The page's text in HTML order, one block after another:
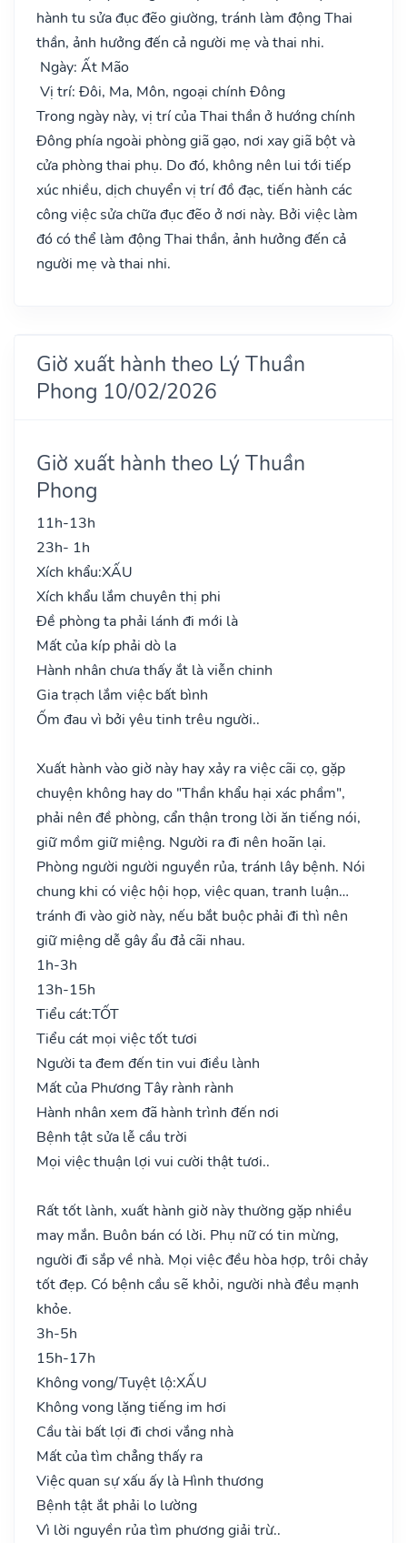
hành tu sửa đục đẽo giường, tránh làm động Thai
thần, ảnh hưởng đến cả người mẹ và thai nhi.
Ngày: Ất Mão
Vị trí: Đôi, Ma, Môn, ngoại chính Đông
Trong ngày này, vị trí của Thai thần ở hướng chính
Đông phía ngoài phòng giã gạo, nơi xay giã bột và
cửa phòng thai phụ. Do đó, không nên lui tới tiếp
xúc nhiều, dịch chuyển vị trí đồ đạc, tiến hành các
công việc sửa chữa đục đẽo ở nơi này. Bởi việc làm
đó có thể làm động Thai thần, ảnh hưởng đến cả
người mẹ và thai nhi.
Giờ xuất hành theo Lý Thuần
Phong 10/02/2026
Giờ xuất hành theo Lý Thuần
Phong
11h-13h
23h- 1h
Xích khẩu:XẤU
Xích khẩu lắm chuyên thị phi
Đề phòng ta phải lánh đi mới là
Mất của kíp phải dò la
Hành nhân chưa thấy ắt là viễn chinh
Gia trạch lắm việc bất bình
Ốm đau vì bởi yêu tinh trêu người..
Xuất hành vào giờ này hay xảy ra việc cãi cọ, gặp
chuyện không hay do "Thần khẩu hại xác phầm",
phải nên đề phòng, cẩn thận trong lời ăn tiếng nói,
giữ mồm giữ miệng. Người ra đi nên hoãn lại.
Phòng người người nguyền rủa, tránh lây bệnh. Nói
chung khi có việc hội họp, việc quan, tranh luận…
tránh đi vào giờ này, nếu bắt buộc phải đi thì nên
giữ miệng dễ gây ẩu đả cãi nhau.
1h-3h
13h-15h
Tiểu cát:TỐT
Tiểu cát mọi việc tốt tươi
Người ta đem đến tin vui điều lành
Mất của Phương Tây rành rành
Hành nhân xem đã hành trình đến nơi
Bệnh tật sửa lễ cầu trời
Mọi việc thuận lợi vui cười thật tươi..
Rất tốt lành, xuất hành giờ này thường gặp nhiều
may mắn. Buôn bán có lời. Phụ nữ có tin mừng,
người đi sắp về nhà. Mọi việc đều hòa hợp, trôi chảy
tốt đẹp. Có bệnh cầu sẽ khỏi, người nhà đều mạnh
khỏe.
3h-5h
15h-17h
Không vong/Tuyệt lộ:XẤU
Không vong lặng tiếng im hơi
Cầu tài bất lợi đi chơi vắng nhà
Mất của tìm chẳng thấy ra
Việc quan sự xấu ấy là Hình thương
Bệnh tật ắt phải lo lường
Vì lời nguyền rủa tìm phương giải trừ..